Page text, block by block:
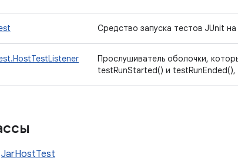
Средство запуска тестов JUnit
Прослушиватель оболочки,
testRunStarted() и
JarHostTest